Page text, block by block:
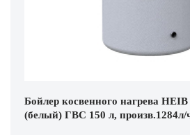
Бойлер косвенного нагрева
(белый) ГВС 150 л,